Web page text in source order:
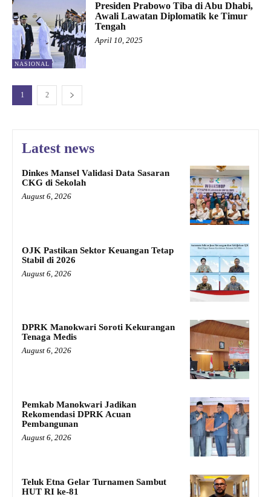
NASIONAL
Presiden Prabowo Tiba di Abu Dhabi,
Awali Lawatan Diplomatik ke Timur
Tengah
April 10, 2025
1 2
Latest news
Dinkes Mansel Validasi Data Sasaran
CKG di Sekolah
August 6, 2026
OJK Pastikan Sektor Keuangan Tetap
Stabil di 2026
August 6, 2026
DPRK Manokwari Soroti Kekurangan
Tenaga Medis
August 6, 2026
Pemkab Manokwari Jadikan
Rekomendasi DPRK Acuan
Pembangunan
August 6, 2026
Teluk Etna Gelar Turnamen Sambut
HUT RI ke-81